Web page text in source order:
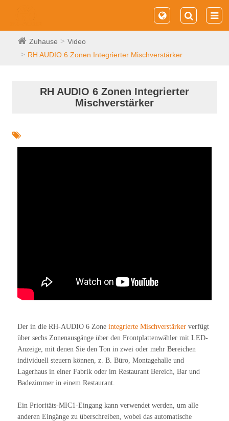
Zuhause
Video
RH AUDIO 6 Zonen Integrierter Mischverstärker
RH AUDIO 6 Zonen Integrierter
Mischverstärker
Der in die RH-AUDIO 6 Zoneintegrierte Mischverstärker verfügt
über sechs Zonenausgänge über den Frontplattenwähler mit LED-
Anzeige, mit denen Sie den Ton in zwei oder mehr Bereichen
individuell steuern können, z. B. Büro, Montagehalle und
Lagerhaus in einer Fabrik oder im Restaurant Bereich, Bar und
Badezimmer in einem Restaurant.
Ein Prioritäts-MIC1-Eingang kann verwendet werden, um alle
anderen Eingänge zu überschreiben, wobei das automatische